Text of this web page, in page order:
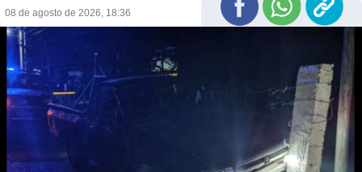
08 de agosto de 2026, 18:36